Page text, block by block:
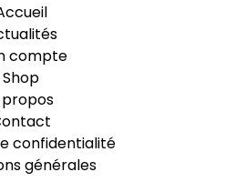
compte
Shop
confidentialité
générales